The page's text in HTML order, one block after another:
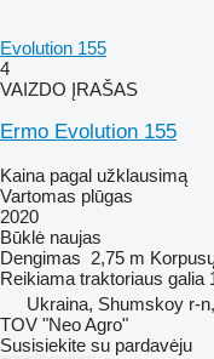
Evolution 155
4
VAIZDO ĮRAŠAS
Ermo Evolution 155
Kaina pagal užklausimą
Vartomas plūgas
2020
Būklė naujas
Dengimas 2,75 m
Reikiama traktoriaus galia
Ukraina, Shumskoy r-
TOV "Neo Agro"
Susisiekite su pardavėju